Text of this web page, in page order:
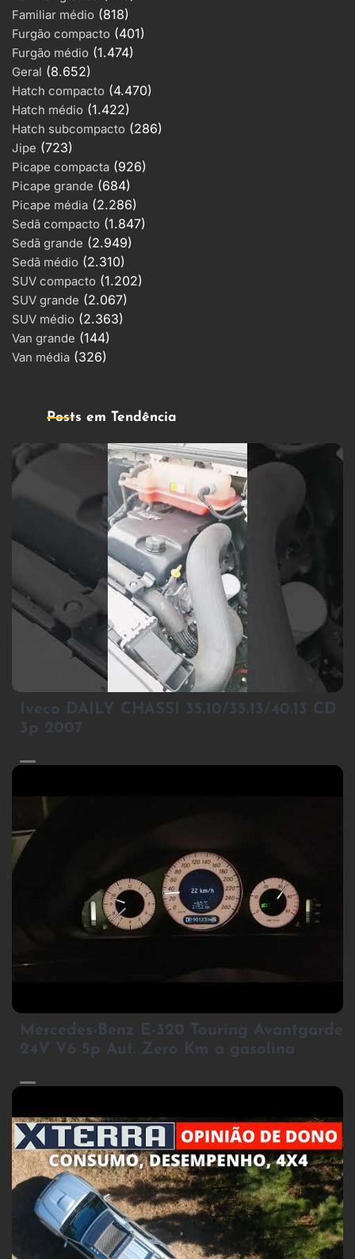
Familiar médio (818)
Furgão compacto (401)
Furgão médio (1.474)
Geral (8.652)
Hatch compacto (4.470)
Hatch médio (1.422)
Hatch subcompacto (286)
Jipe (723)
Picape compacta (926)
Picape grande (684)
Picape média (2.286)
Sedã compacto (1.847)
Sedã grande (2.949)
Sedã médio (2.310)
SUV compacto (1.202)
SUV grande (2.067)
SUV médio (2.363)
Van grande (144)
Van média (326)
Posts em Tendência
1
Iveco DAILY CHASSI 35.10/35.13/40.13 CD
3p 2007
2
Mercedes-Benz E-320 Touring Avantgarde
24V V6 5p Aut. Zero Km a gasolina